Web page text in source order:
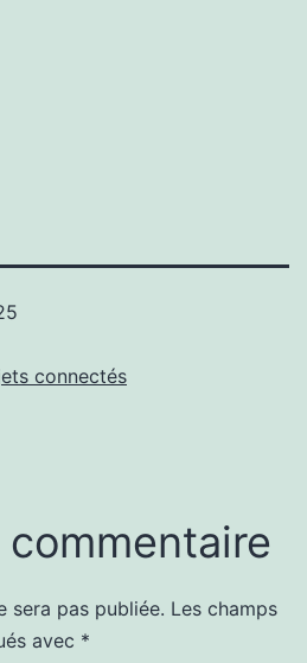
connectés
sera pas publiée. Les champs
avec *